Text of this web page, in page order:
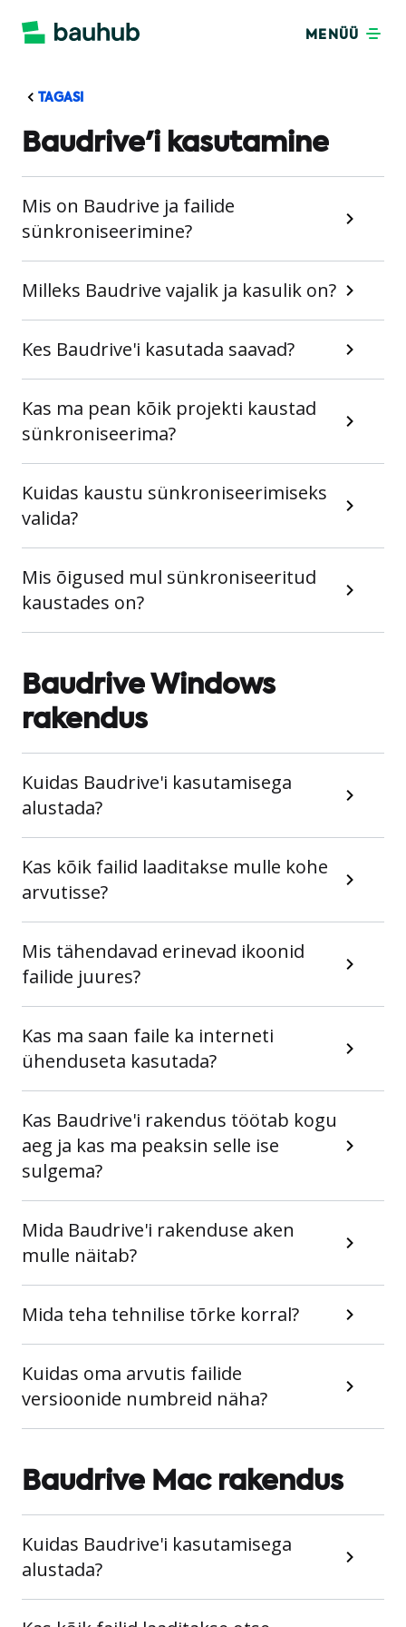
MENÜÜ
TAGASI
Baudrive'i kasutamine
Mis on Baudrive ja failide
sünkroniseerimine?
Milleks Baudrive vajalik ja kasulik on?
Kes Baudrive'i kasutada saavad?
Kas ma pean kõik projekti kaustad
sünkroniseerima?
Kuidas kaustu sünkroniseerimiseks
valida?
Mis õigused mul sünkroniseeritud
kaustades on?
Baudrive Windows
rakendus
Kuidas Baudrive'i kasutamisega
alustada?
Kas kõik failid laaditakse mulle kohe
arvutisse?
Mis tähendavad erinevad ikoonid
failide juures?
Kas ma saan faile ka interneti
ühenduseta kasutada?
Kas Baudrive'i rakendus töötab kogu
aeg ja kas ma peaksin selle ise
sulgema?
Mida Baudrive'i rakenduse aken
mulle näitab?
Mida teha tehnilise tõrke korral?
Kuidas oma arvutis failide
versioonide numbreid näha?
Baudrive Mac rakendus
Kuidas Baudrive'i kasutamisega
alustada?